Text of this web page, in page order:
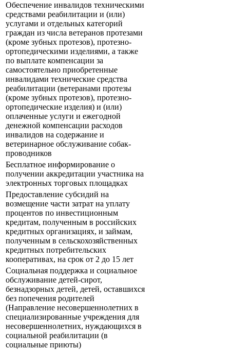
Обеспечение инвалидов техническими
средствами реабилитации и (или)
услугами и отдельных категорий
граждан из числа ветеранов протезами
(кроме зубных протезов), протезно-
ортопедическими изделиями, а также
по выплате компенсации за
самостоятельно приобретенные
инвалидами технические средства
реабилитации (ветеранами протезы
(кроме зубных протезов), протезно-
ортопедические изделия) и (или)
оплаченные услуги и ежегодной
денежной компенсации расходов
инвалидов на содержание и
ветеринарное обслуживание собак-
проводников
Бесплатное информирование о
получении аккредитации участника на
электронных торговых площадках
Предоставление субсидий на
возмещение части затрат на уплату
процентов по инвестиционным
кредитам, полученным в российских
кредитных организациях, и займам,
полученным в сельскохозяйственных
кредитных потребительских
кооперативах, на срок от 2 до 15 лет
Социальная поддержка и социальное
обслуживание детей-сирот,
безнадзорных детей, детей, оставшихся
без попечения родителей
(Направление несовершеннолетних в
специализированные учреждения для
несовершеннолетних, нуждающихся в
социальной реабилитации (в
социальные приюты)